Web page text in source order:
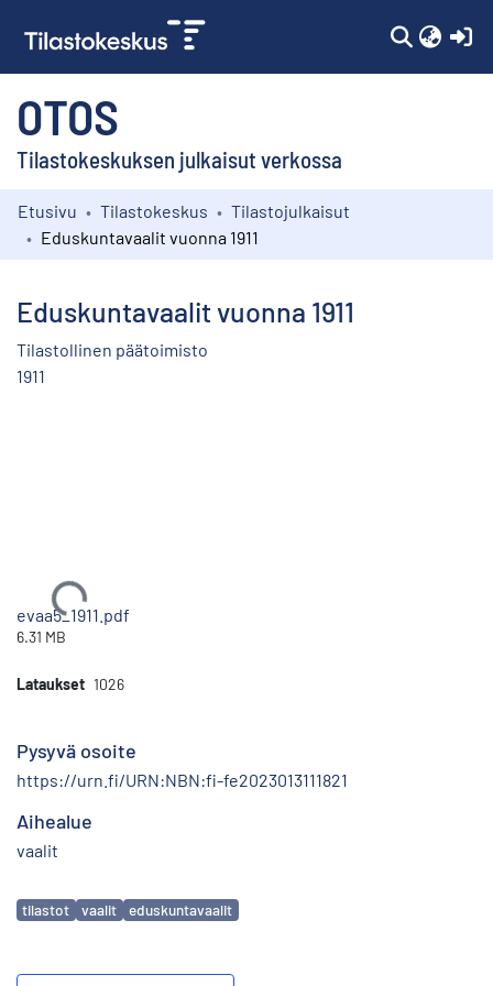
OTOS
Tilastokeskuksen julkaisut verkossa
Kokoelmat
Etusivu Tilastokeskus
Tilastojulkaisut
Eduskuntavaalit vuonna 1911
Eduskuntavaalit vuonna 1911
Tilastollinen päätoimisto
1911
Ladataan...
evaa5_1911.pdf
6.31 MB
Lataukset 1026
Pysyvä osoite
https://urn.fi/URN:NBN:fi-fe2023013111821
Aihealue
vaalit
Avainsanat
tilastot vaalit eduskuntavaalit